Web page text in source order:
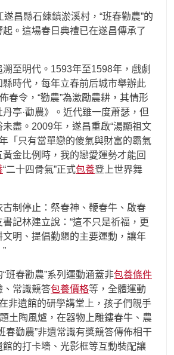
遂昌縣石練鎮淤溪村，“班春勸農”的
。這場春日典禮已在遂昌傳承了
至明代。1593年至1598年，戲劇
縣時代，每年立春前后城市舉辦此
春令，“勸農”為激勵農耕，其情形
亭·勸農》。近代雖一度蕭瑟，但
盡。2009年，遂昌重啟“湯顯祖文
「只有當單戀的傻氣與財富的霸氣
金比例時，我的戀愛運勢才能回
“二十四骨氣”正式包養登上世界舞
古制停止：祭春神、鞭春牛、啟春
記林建立說：“這不只是祈福，更
文明、提倡勤懇的主要運動，讓年
班春勸農”系列運動涵蓋非包養條件
、常識競答包養價格等，全體運動
非遺館的研學講堂上，孩子們親手
土陶風爐，在器物上雕鏤春牛、農
春勸農”非遺常識有獎競答傳佈相干
館的打卡墻、光影框等互動裝配讓